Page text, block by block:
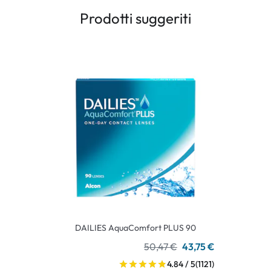
Prodotti suggeriti
DAILIES AquaComfort PLUS 90
50,47 € 43,75 €
4.84 / 5(1121)